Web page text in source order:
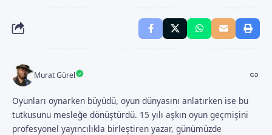
Murat Gürel
Oyunları oynarken büyüdü, oyun dünyasını anlatırken ise bu
tutkusunu mesleğe dönüştürdü. 15 yılı aşkın oyun geçmişini
profesyonel yayıncılıkla birleştiren yazar, günümüzde